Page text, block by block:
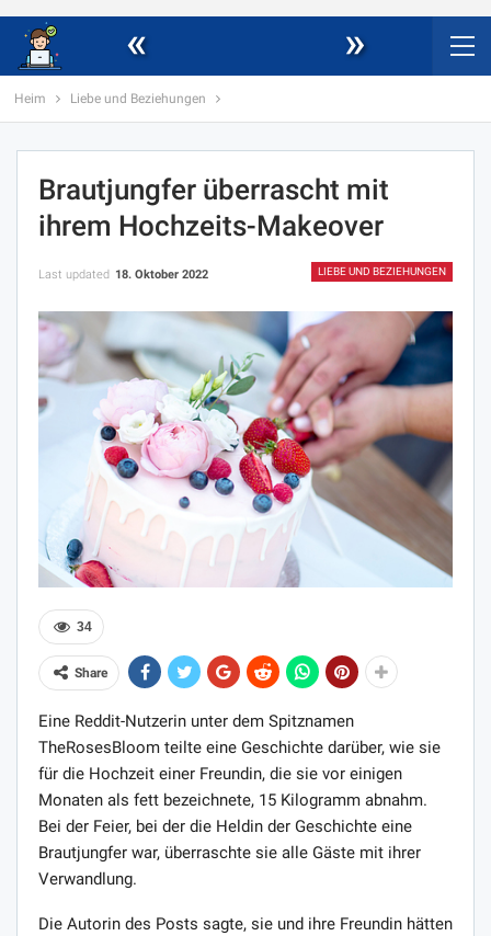
« »
Heim Liebe und Beziehungen
Brautjungfer überrascht mit
ihrem Hochzeits-Makeover
LIEBE UND BEZIEHUNGEN
Last updated 18. Oktober 2022
34
Share
Eine Reddit-Nutzerin unter dem Spitznamen
TheRosesBloom teilte eine Geschichte darüber, wie sie
für die Hochzeit einer Freundin, die sie vor einigen
Monaten als fett bezeichnete, 15 Kilogramm abnahm.
Bei der Feier, bei der die Heldin der Geschichte eine
Brautjungfer war, überraschte sie alle Gäste mit ihrer
Verwandlung.
Die Autorin des Posts sagte, sie und ihre Freundin hätten